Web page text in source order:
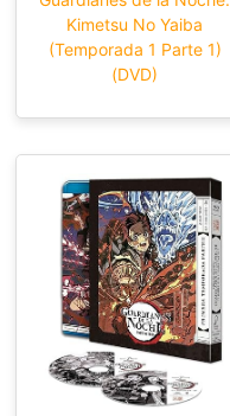
Kimetsu No Yaiba
(Temporada 1 Parte 1)
(DVD)